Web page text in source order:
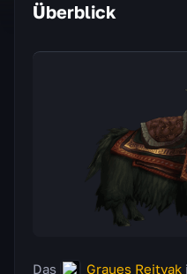
Überblick
Das Graues Reityak